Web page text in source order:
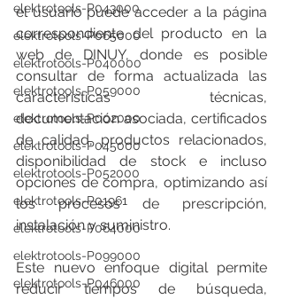
elektrotools-P043000
elektrotools-P065000
elektrotools-P040000
elektrotools-P059000
elektrotools-P002000
elektrotools-P045000
elektrotools-P052000
elektrotools-P01961
elektrotools-P064000
elektrotools-P099000
elektrotools-P046000
el usuario puede acceder a la página
correspondiente del producto en la
web de DINUY, donde es posible
consultar de forma actualizada las
características técnicas,
documentación asociada, certificados
de calidad, productos relacionados,
disponibilidad de stock e incluso
opciones de compra, optimizando así
los procesos de prescripción,
instalación y suministro.
Este nuevo enfoque digital permite
reducir tiempos de búsqueda,